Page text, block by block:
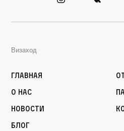
Визаход
Главная
О нас
Новости
Блог